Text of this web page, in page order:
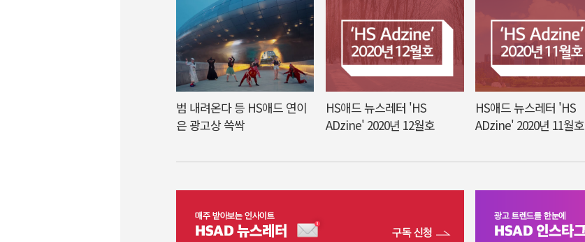
범 내려온다 등 HS애드 연이
은 광고상 쓱싹
HS애드 뉴스레터 'HS
ADzine' 2020년 12월호
HS애드 뉴스레터 'HS
ADzine' 2020년 11월호